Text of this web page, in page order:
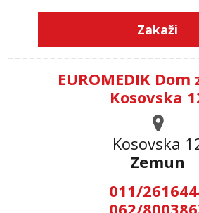
Zakaži
EUROMEDIK
Kosovska
Kosovska
Zemun
011/
062/